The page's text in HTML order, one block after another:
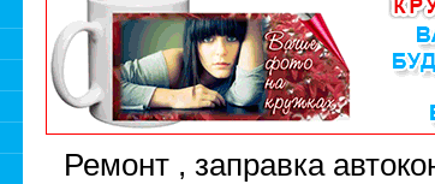
Ремонт , заправка